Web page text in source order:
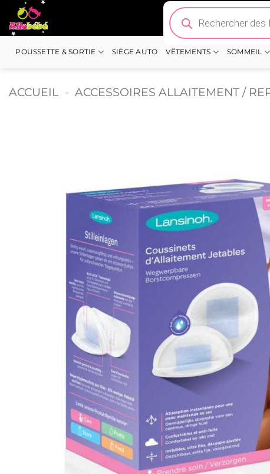
Passer
au
contenu
Recherche
de
produits
POUSSETTE & SORTIE SIÈGE AUTO VÊTEMENTS SOMMEIL
ACCUEIL - ACCESSOIRES ALLAITEMENT /